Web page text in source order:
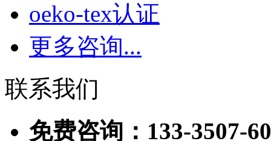
oeko-tex认证
更多咨询...
联系我们
免费咨询：133-3507-